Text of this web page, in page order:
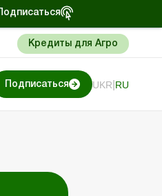
Подписаться
Кредиты для Агро
Подписаться UKR RU